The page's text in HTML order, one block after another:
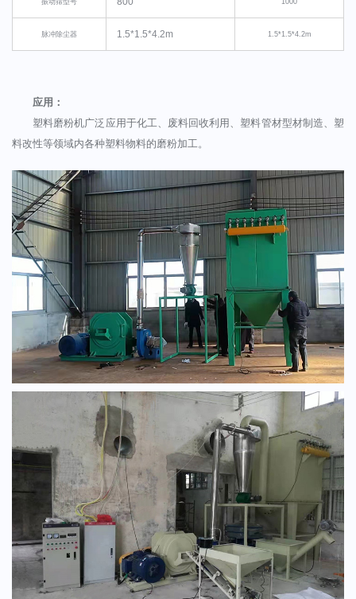
振动筛型号 1000
脉冲除尘器 1.5*1.5*4.2m 1.5*1.5*4.2m
应用：
塑料磨粉机广泛应用于化工、废料回收利用、塑料管材型材制造、塑
料改性等领域内各种塑料物料的磨粉加工。